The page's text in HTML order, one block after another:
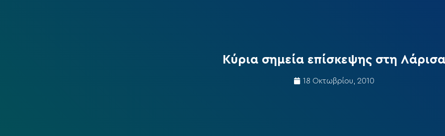
Κύρια σημεία επίσκεψης στη Λάρισα
18 Οκτωβρίου, 2010